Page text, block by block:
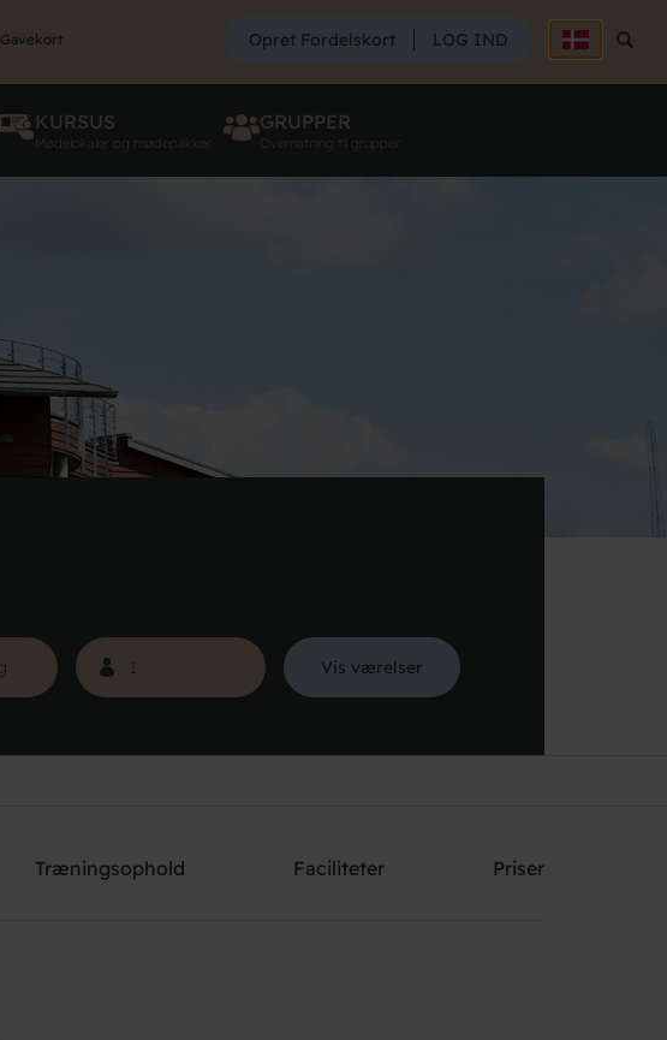
SØG
Søg
Opret Fordelskort LOG IND
Gavekort
KURSUS
Mødelokaler og mødepakker
GRUPPER
Overnatning til grupper
Vis værelser
Træningsophold Faciliteter Priser